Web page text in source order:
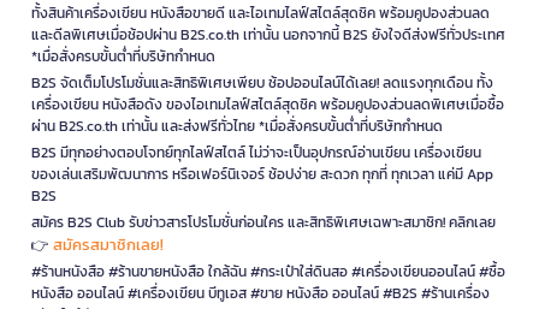
ทั้งสินค้าเครื่องเขียน หนังสือขายดี และไอเทมไลฟ์สไตล์สุดชิค พร้อมคูปองส่วนลด
และดีลพิเศษเมื่อช้อปผ่าน B2S.co.th เท่านั้น นอกจากนี้ B2S ยังใจดีส่งฟรีทั่วประเทศ
*เมื่อสั่งครบขั้นต่ำที่บริษัทกำหนด
B2S จัดเต็มโปรโมชั่นและสิทธิพิเศษเพียบ ช้อปออนไลน์ได้เลย! ลดแรงทุกเดือน ทั้ง
เครื่องเขียน หนังสือดัง ของไอเทมไลฟ์สไตล์สุดชิค พร้อมคูปองส่วนลดพิเศษเมื่อซื้อ
ผ่าน B2S.co.th เท่านั้น และส่งฟรีทั่วไทย *เมื่อสั่งครบขั้นต่ำที่บริษัทกำหนด
B2S มีทุกอย่างตอบโจทย์ทุกไลฟ์สไตล์ ไม่ว่าจะเป็นอุปกรณ์อ่านเขียน เครื่องเขียน
ของเล่นเสริมพัฒนาการ หรือเฟอร์นิเจอร์ ช้อปง่าย สะดวก ทุกที่ ทุกเวลา แค่มี App
B2S
สมัคร B2S Club รับข่าวสารโปรโมชั่นก่อนใคร และสิทธิพิเศษเฉพาะสมาชิก! คลิกเลย
👉 สมัครสมาชิกเลย!
#ร้านหนังสือ #ร้านขายหนังสือ ใกล้ฉัน #กระเป๋าใส่ดินสอ #เครื่องเขียนออนไลน์ #ซื้อ
หนังสือ ออนไลน์ #เครื่องเขียน บีทูเอส #ขาย หนังสือ ออนไลน์ #B2S #ร้านเครื่อง